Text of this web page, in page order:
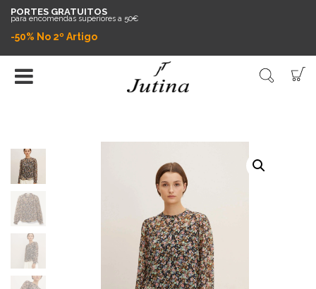
PORTES GRATUITOS
para encomendas superiores a 50€
-50% No 2º Artigo